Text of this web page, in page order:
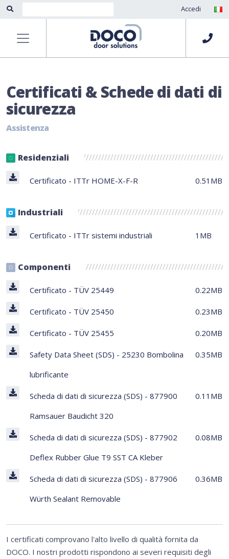
Accedi
Certificati & Schede di dati di
sicurezza
Assistenza
Residenziali
Certificato - ITTr HOME-X-F-R 0.51MB
Industriali
Certificato - ITTr sistemi industriali 1MB
Componenti
Certificato - TÜV 25449 0.22MB
Certificato - TÜV 25450 0.23MB
Certificato - TÜV 25455 0.20MB
Safety Data Sheet (SDS) - 25230 Bombolina
lubrificante
0.35MB
Scheda di dati di sicurezza (SDS) - 877900
Ramsauer Baudicht 320
0.11MB
Scheda di dati di sicurezza (SDS) - 877902
Deflex Rubber Glue T9 SST CA Kleber
0.08MB
Scheda di dati di sicurezza (SDS) - 877906
Würth Sealant Removable
0.36MB
I certificati comprovano l'alto livello di qualità fornita da
DOCO. I nostri prodotti rispondono ai severi requisiti degli